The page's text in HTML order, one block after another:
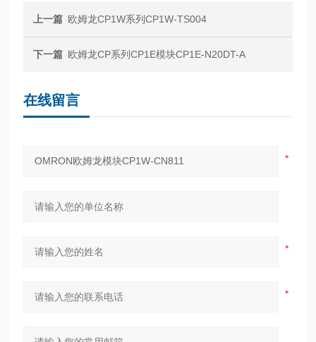
上一篇 欧姆龙CP1W系列CP1W-TS004
下一篇 欧姆龙CP系列CP1E模块CP1E-N20DT-A
在线留言